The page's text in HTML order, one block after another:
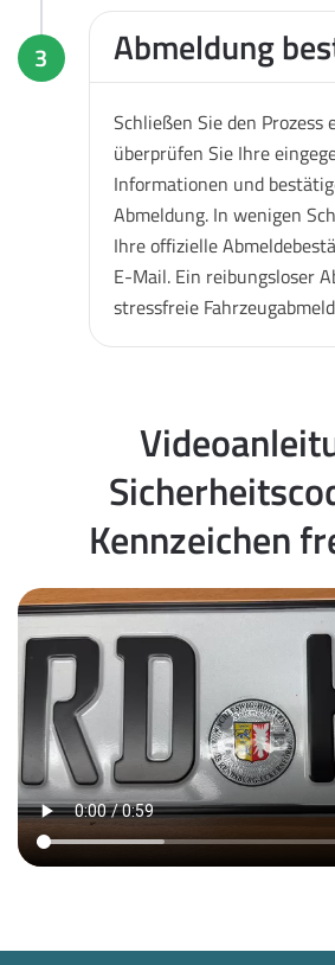
3 Abmeldung
Schließen Sie den Prozess
überprüfen Sie Ihre
Informationen und
Abmeldung. In wenigen
Ihre offizielle
E-Mail. Ein reibungsloser
stressfreie
Kennzeichen